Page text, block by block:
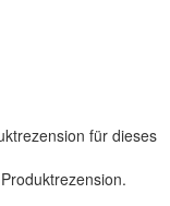
für dieses
.